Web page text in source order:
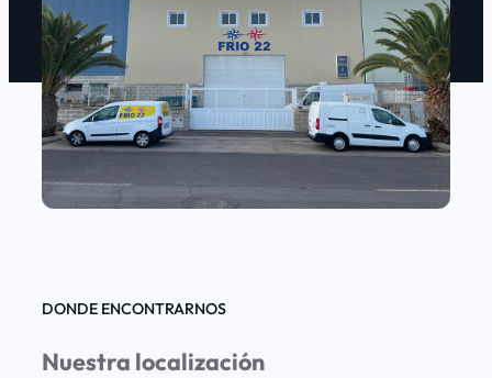
DONDE ENCONTRARNOS
Nuestra localización